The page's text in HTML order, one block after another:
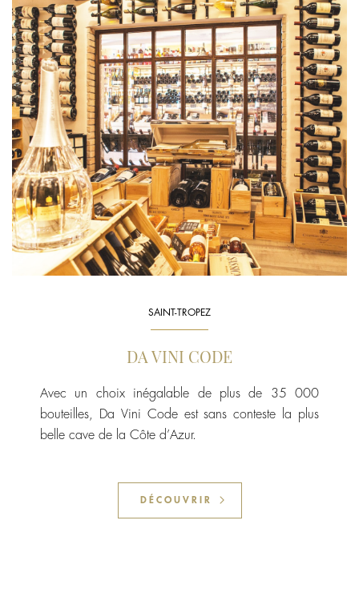
SAINT-TROPEZ
DA VINI CODE
Avec un choix inégalable de plus de 35 000
bouteilles, Da Vini Code est sans conteste la plus
belle cave de la Côte d’Azur.
DÉCOUVRIR